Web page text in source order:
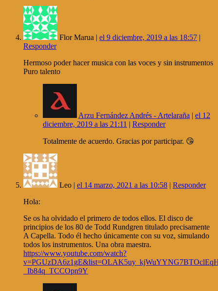
Flor Marua | el 9 diciembre, 2019 a las 18:57 |
Responder
Hermoso poder hacer musica con las voces y sin instrumentos
Puro talento
Arzu Fernández Andrés - Artelaraña | el 12
diciembre, 2019 a las 21:11 | Responder
Totalmente de acuerdo. Gracias por participar. 😘
Leo | el 14 marzo, 2021 a las 10:58 | Responder
Hola:
Se os ha olvidado el primero de todos ellos. El disco de
principios de los 80 de Todd Rundgren titulado precisamente
A Capella. Todo él hecho únicamente con su voz, simulando
todos los instrumentos. Una obra maestra.
https://www.youtube.com/watch?
_Ib84q_TCCOpn9Y